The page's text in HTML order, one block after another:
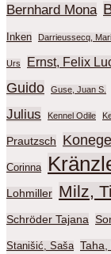
Bernhard Mona
Inken Darrieussecq,
Urs Ernst, Felix
Guido
Guse, Juan S.
Julius
Kennel Odile
Prautzsch
Corinna
Lohmiller Milz,
Schröder Tajana
Stanišić, Saša Taha,